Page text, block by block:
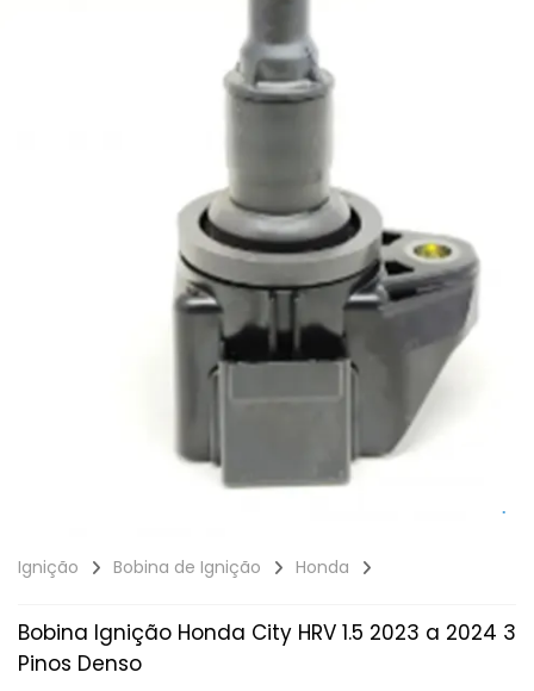
Ignição Bobina de Ignição Honda
Bobina Ignição Honda City HRV 1.5 2023 a 2024 3
Pinos Denso